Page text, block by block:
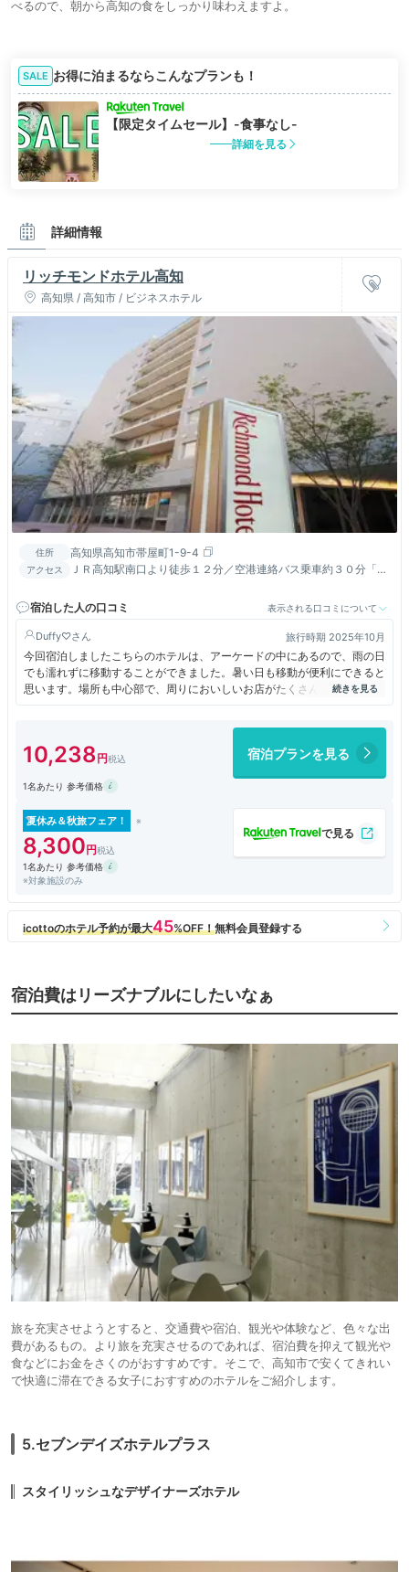
べるので、朝から高知の食をしっかり味わえますよ。
SALE お得に泊まるならこんなプランも！
【限定タイムセール】-食事なし-
詳細を見る
詳細情報
リッチモンドホテル高知
高知県 / 高知市 / ビジネスホテル
住所 高知県高知市帯屋町1-9-4
アクセス
ＪＲ高知駅南口より徒歩１２分／空港連絡バス乗車約３０分「北
宿泊した人の口コミ
表示される口コミについて
Duffy♡ 旅行時期 2025年10月
今回宿泊しましたこちらのホテルは、アーケードの中にあるので、雨の日
でも濡れずに移動することができました。暑い日も移動が便利にできると
思います。場所も中心部で、周りにおいしいお店がたくさんあるので、便
利なホテルでした。ひろめ市場も、徒歩圏内でした。お部屋の中も綺麗で
10,238 宿泊プランを見る
1名あたり 参考価格
夏休み＆秋旅フェア！
8,300
1名あたり 参考価格
※対象施設のみ
宿泊費はリーズナブルにしたいなぁ
旅を充実させようとすると、交通費や宿泊、観光や体験など、色々な出
費があるもの。より旅を充実させるのであれば、宿泊費を抑えて観光や
食などにお金をさくのがおすすめです。そこで、高知市で安くてきれい
で快適に滞在できる女子におすすめのホテルをご紹介します。
5.セブンデイズホテルプラス
スタイリッシュなデザイナーズホテル